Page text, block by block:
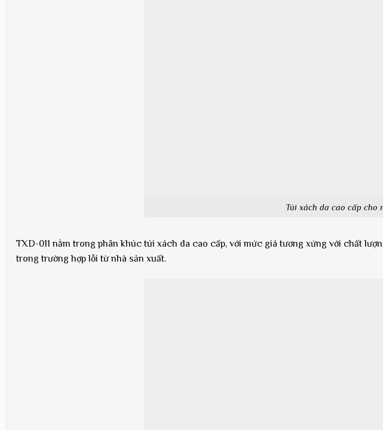
Túi xách da cao cấp cho
TXD-011 nằm trong phân khúc túi xách da cao cấp, với mức giá tương xứng với chất
trong trường hợp lỗi từ nhà sản xuất.